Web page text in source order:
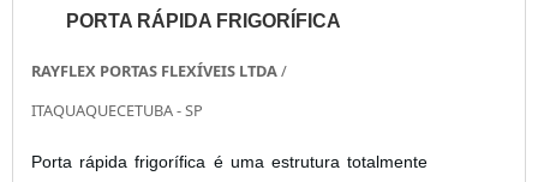
PORTA RÁPIDA FRIGORÍFICA
RAYFLEX PORTAS FLEXÍVEIS LTDA/
ITAQUAQUECETUBA - SP
Porta rápida frigorífica é uma estrutura totalmente